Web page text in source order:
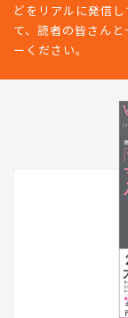
どをリアルに発信
て、読者の皆さん
ーください。